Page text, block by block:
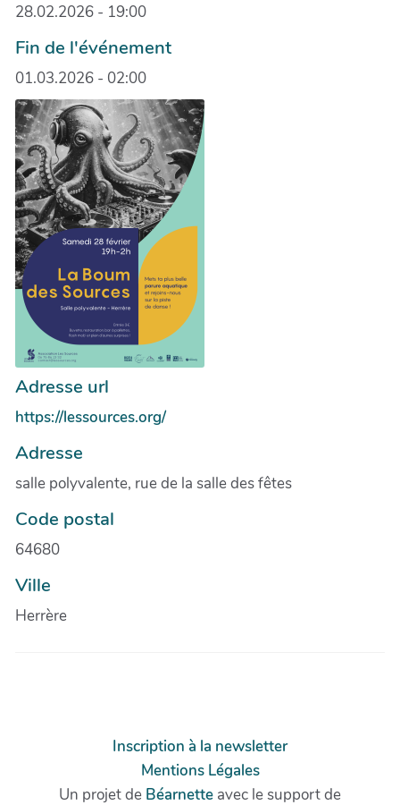
28.02.2026 - 19:00
Fin de l'événement
01.03.2026 - 02:00
Adresse url
https://lessources.org/
Adresse
salle polyvalente, rue de la salle des fêtes
Code postal
64680
Ville
Herrère
Inscription à la newsletter
Mentions Légales
Un projet de Béarnette avec le support de